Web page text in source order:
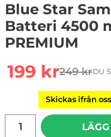
Blue Star
Batteri 4500
PREMIUM
rea pris
199 krtidigare
249 krDU
Skickas ifrån